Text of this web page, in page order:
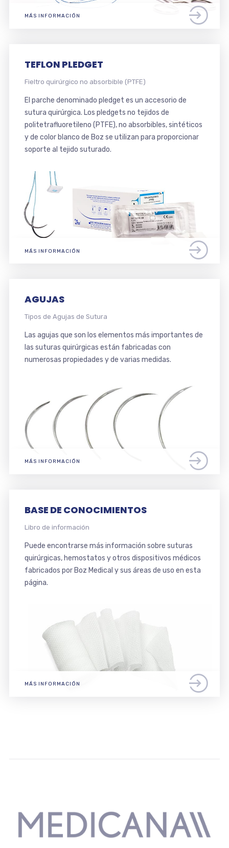
MÁS INFORMACIÓN
TEFLON PLEDGET
Fieltro quirúrgico no absorbible (PTFE)
El parche denominado pledget es un accesorio de
sutura quirúrgica. Los pledgets no tejidos de
politetrafluoretileno (PTFE), no absorbibles, sintéticos
y de color blanco de Boz se utilizan para proporcionar
soporte al tejido suturado.
MÁS INFORMACIÓN
AGUJAS
Tipos de Agujas de Sutura
Las agujas que son los elementos más importantes de
las suturas quirúrgicas están fabricadas con
numerosas propiedades y de varias medidas.
MÁS INFORMACIÓN
BASE DE CONOCIMIENTOS
Libro de información
Puede encontrarse más información sobre suturas
quirúrgicas, hemostatos y otros dispositivos médicos
fabricados por Boz Medical y sus áreas de uso en esta
página.
MÁS INFORMACIÓN